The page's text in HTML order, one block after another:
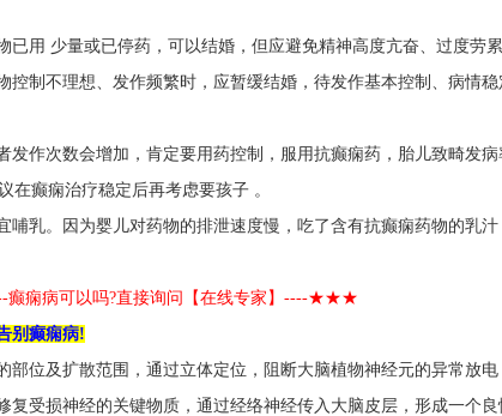
已用 少量或已停药，可以结婚，但应避免精神高度亢奋、过度劳
控制不理想、发作频繁时，应暂缓结婚，待发作基本控制、病情稳
发作次数会增加，肯定要用药控制，服用抗癫痫药，胎儿致畸发病
在癫痫治疗稳定后再考虑要孩子 。
哺乳。因为婴儿对药物的排泄速度慢，吃了含有抗癫痫药物的乳汁
痫病可以吗?直接询问【在线专家】----★★★
别癫痫病!
部位及扩散范围，通过立体定位，阻断大脑植物神经元的异常放
复受损神经的关键物质，通过经络神经传入大脑皮层，形成一个良